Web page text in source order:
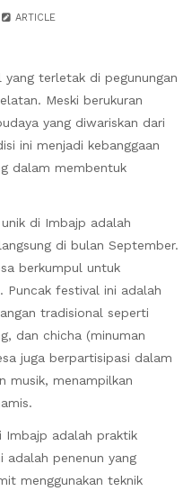
ARTICLE
terletak di pegunungan
Meski berukuran
yang diwariskan dari
ini menjadi kebanggaan
dalam membentuk
di Imbajp adalah
di bulan September.
berkumpul untuk
Puncak festival ini adalah
tradisional seperti
dan chicha (minuman
juga berpartisipasi dalam
musik, menampilkan
Imbajp adalah praktik
adalah penenun yang
menggunakan teknik